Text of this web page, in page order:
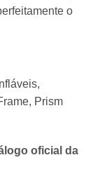
o
Prism
oficial da